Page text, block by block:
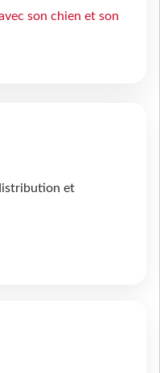
son chien et son
et